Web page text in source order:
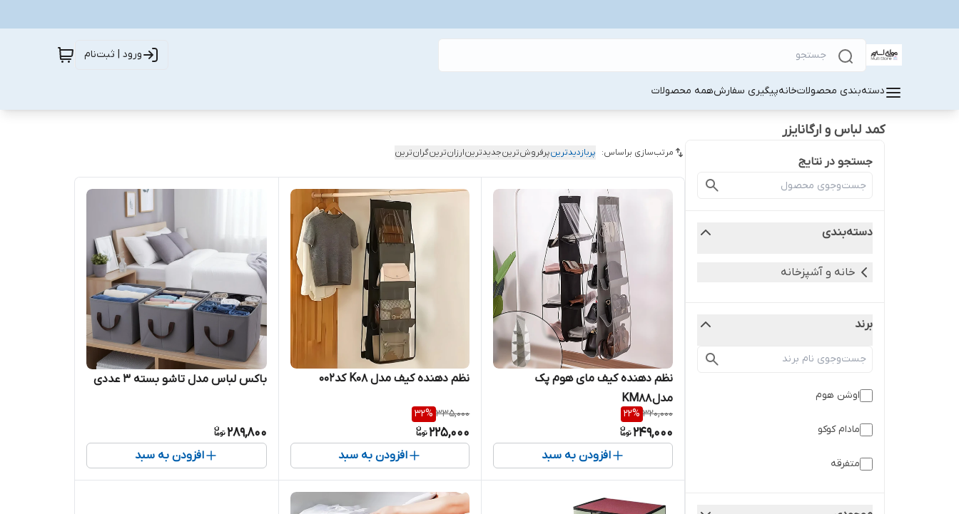
ورود | ثبت‌نام
دسته‌بندی محصولاتخانهپیگیری سفارشهمه محصولات
کمد لباس و ارگانایزر
جستجو در نتایج
دسته‌بندی
خانه و آشپزخانه
برند
اوشن هوم
مادام کوکو
متفرقه
مرتب‌سازی براساس: پربازدیدترینپرفروش‌ترینجدیدترینارزان‌ترینگران‌ترین
نظم دهنده کیف مای هوم پک
مدل KM88
320,000
22%
249,000
افزودن به سبد
نظم دهنده کیف مدل K08 کد002
335,000
32%
225,000
افزودن به سبد
باکس لباس مدل تاشو بسته 3 عددی
289,800
افزودن به سبد